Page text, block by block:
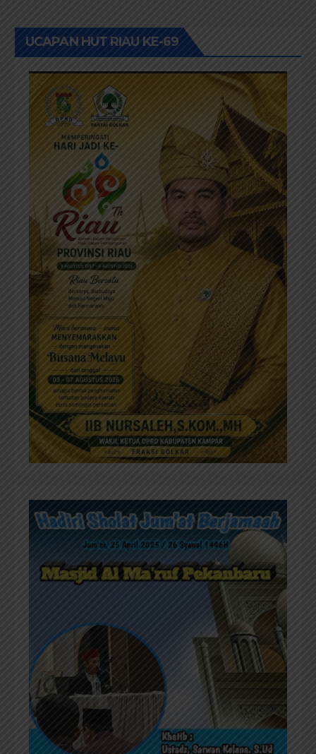
UCAPAN HUT RIAU KE-69